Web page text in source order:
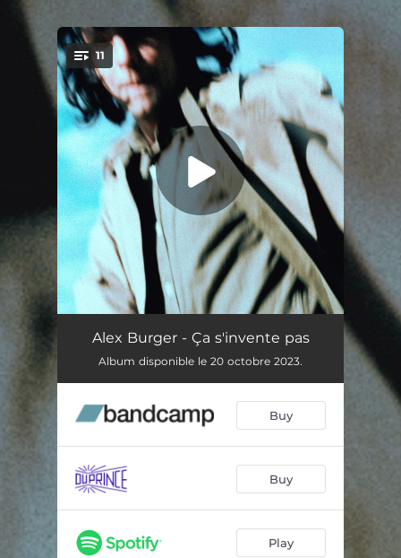
You're all set!
11
Sainte-Marcelline 03:16
Du country dans le ravin 02:23
La pente descendante 03:59
Ça fait ben l'affaire
Rien à dire 03:13
Sors ça de l'eau
Alex Burger - Ça s'invente pas
Album disponible le 20 octobre 2023.
Buy
Buy
Play